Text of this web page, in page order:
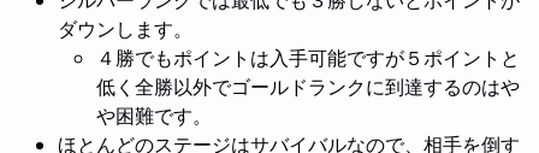
ダウンします。
４勝でもポイントは入手可能ですが５ポイントと
低く全勝以外でゴールドランクに到達するのはや
や困難です。
ほとんどのステージはサバイバルなので、相手を倒す